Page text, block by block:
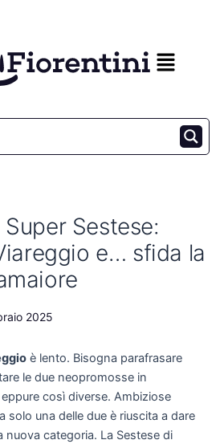
Sestese:
e… sfida la
2025
è lento. Bisogna parafrasare
le due neopromosse in
così diverse. Ambiziose
solo una delle due è riuscita a dare
nuova categoria. La Sestese di